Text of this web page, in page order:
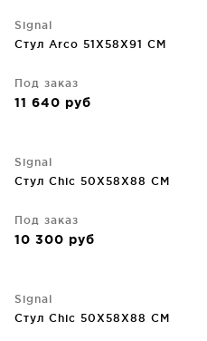
Signal
Стул Arco 51X58X91 CM
Под заказ
11 640 руб
Signal
Стул Chic 50X58X88 CM
Под заказ
10 300 руб
Signal
Стул Chic 50X58X88 CM